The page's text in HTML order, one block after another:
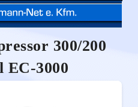
300/200
EC-3000